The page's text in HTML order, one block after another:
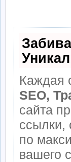
Каждая
SEO,
сайта
ссылки,
по
вашего